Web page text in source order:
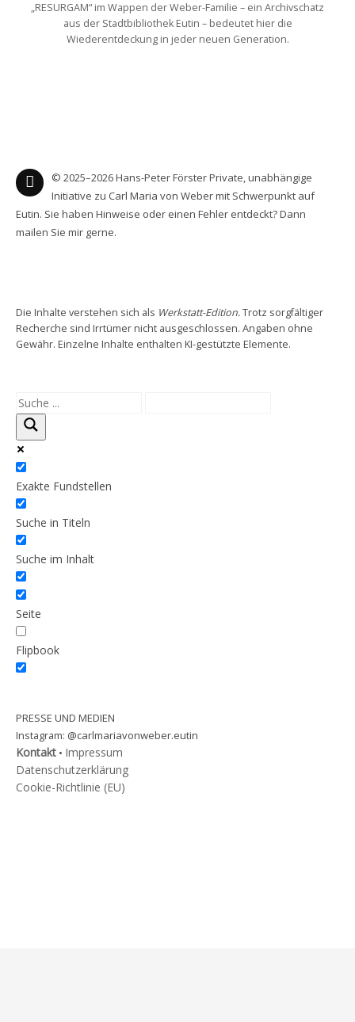
„RESURGAM“ im Wappen der Weber-Familie – ein Archivschatz
aus der Stadtbibliothek Eutin – bedeutet hier die
Wiederentdeckung in jeder neuen Generation.
© 2025–2026 Hans-Peter Förster Private, unabhängige
Initiative zu Carl Maria von Weber mit Schwerpunkt auf
Eutin. Sie haben Hinweise oder einen Fehler entdeckt? Dann
mailen Sie mir gerne.
Die Inhalte verstehen sich als Werkstatt-Edition.Trotz sorgfältiger
Recherche sind Irrtümer nicht ausgeschlossen. Angaben ohne
Gewähr. Einzelne Inhalte enthalten KI-gestützte Elemente.
Exakte Fundstellen
Suche in Titeln
Suche im Inhalt
Seite
Flipbook
PRESSE UND MEDIEN
Instagram: @carlmariavonweber.eutin
Kontakt • Impressum
Datenschutzerklärung
Cookie-Richtlinie (EU)